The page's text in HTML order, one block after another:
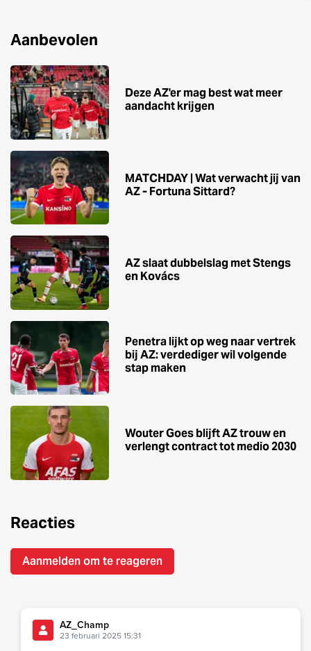
Aanbevolen
Deze AZ'er mag best wat meer
aandacht krijgen
MATCHDAY | Wat verwacht jij van
AZ - Fortuna Sittard?
AZ slaat dubbelslag met Stengs
en Kovács
Penetra lijkt op weg naar vertrek
bij AZ: verdediger wil volgende
stap maken
Wouter Goes blijft AZ trouw en
verlengt contract tot medio 2030
Reacties
Aanmelden om te reageren
AZ_Champ
23 februari 2025 15:31